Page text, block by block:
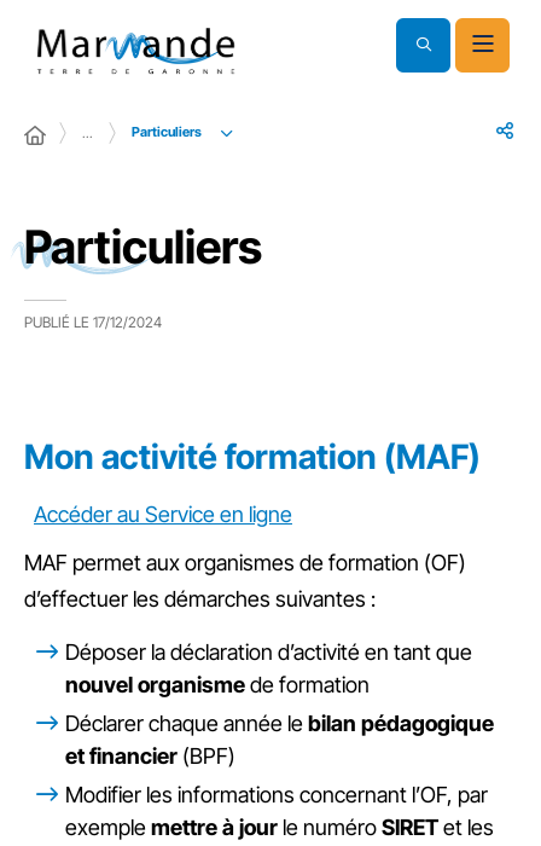
… Particuliers
Particuliers
PUBLIÉ LE 17/12/2024
Mon activité formation (MAF)
Accéder au Service en ligne
MAF permet aux organismes de formation (OF)
d’effectuer les démarches suivantes :
Déposer la déclaration d’activité en tant que
nouvel organismede formation
Déclarer chaque année lebilan pédagogique
et financier (BPF)
Modifier les informations concernant l’OF, par
exemplemettre à jour le numéroSIRETet les